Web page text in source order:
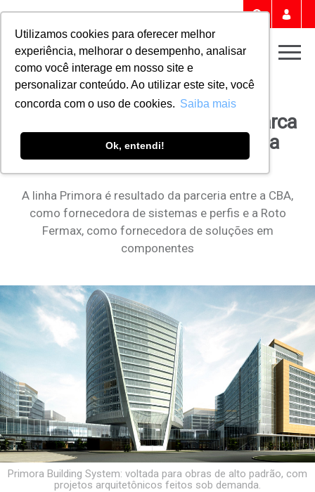
Utilizamos cookies para oferecer melhor
experiência, melhorar o desempenho, analisar
como você interage em nosso site e
personalizar conteúdo. Ao utilizar este site, você
concorda com o uso de cookies. Saiba mais
Ok, entendi!
BuscarPortal
Conheça a Primora, a nova marca
de esquadrias de alumínio da
CBA
A linha Primora é resultado da parceria entre a CBA,
como fornecedora de sistemas e perfis e a Roto
Fermax, como fornecedora de soluções em
componentes
Primora Building System: voltada para obras de alto padrão, com
projetos arquitetônicos feitos sob demanda.